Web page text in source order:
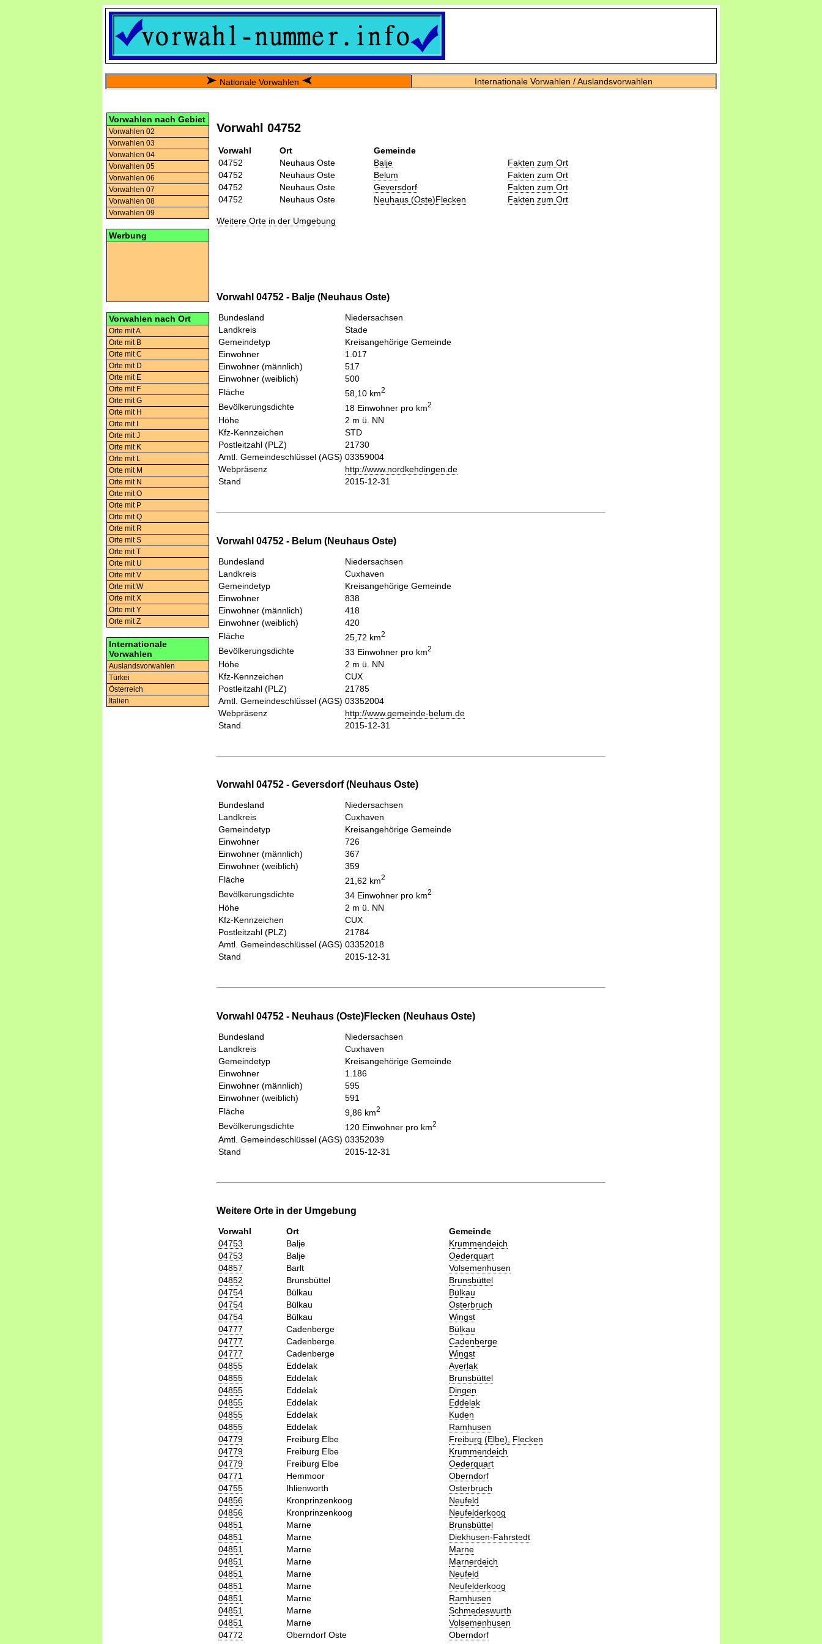
Nationale Vorwahlen Internationale Vorwahlen / Auslandsvorwahlen
Vorwahlen nach Gebiet
Vorwahlen 02
Vorwahlen 03
Vorwahlen 04
Vorwahlen 05
Vorwahlen 06
Vorwahlen 07
Vorwahlen 08
Vorwahlen 09
Werbung
Vorwahlen nach Ort
Orte mit A
Orte mit B
Orte mit C
Orte mit D
Orte mit E
Orte mit F
Orte mit G
Orte mit H
Orte mit I
Orte mit J
Orte mit K
Orte mit L
Orte mit M
Orte mit N
Orte mit O
Orte mit P
Orte mit Q
Orte mit R
Orte mit S
Orte mit T
Orte mit U
Orte mit V
Orte mit W
Orte mit X
Orte mit Y
Orte mit Z
Internationale
Vorwahlen
Auslandsvorwahlen
Türkei
Österreich
Italien
Vorwahl 04752
Vorwahl Ort
Gemeinde
04752
Neuhaus Oste Balje
Fakten zum Ort
04752
Neuhaus Oste Belum
Fakten zum Ort
04752
Neuhaus Oste Geversdorf
Fakten zum Ort
04752
Neuhaus Oste Neuhaus (Oste)Flecken Fakten zum Ort
Weitere Orte in der Umgebung
Vorwahl 04752 - Balje (Neuhaus Oste)
Bundesland
Niedersachsen
Landkreis
Stade
Gemeindetyp
Kreisangehörige Gemeinde
Einwohner
1.017
Einwohner (männlich)
517
Einwohner (weiblich)
500
Fläche
58,10 km2
Bevölkerungsdichte 18 Einwohner pro km2
Höhe
2 m ü. NN
Kfz-Kennzeichen
STD
Postleitzahl (PLZ)
21730
Amtl. Gemeindeschlüssel (AGS) 03359004
Webpräsenz
http://www.nordkehdingen.de
Stand
2015-12-31
Vorwahl 04752 - Belum (Neuhaus Oste)
Bundesland
Niedersachsen
Landkreis
Cuxhaven
Gemeindetyp
Kreisangehörige Gemeinde
Einwohner
838
Einwohner (männlich)
418
Einwohner (weiblich)
420
Fläche
25,72 km2
Bevölkerungsdichte 33 Einwohner pro km2
Höhe
2 m ü. NN
Kfz-Kennzeichen
CUX
Postleitzahl (PLZ)
21785
Amtl. Gemeindeschlüssel (AGS) 03352004
Webpräsenz
http://www.gemeinde-belum.de
Stand
2015-12-31
Vorwahl 04752 - Geversdorf (Neuhaus Oste)
Bundesland
Niedersachsen
Landkreis
Cuxhaven
Gemeindetyp
Kreisangehörige Gemeinde
Einwohner
726
Einwohner (männlich)
367
Einwohner (weiblich)
359
Fläche
21,62 km2
Bevölkerungsdichte 34 Einwohner pro km2
Höhe
2 m ü. NN
Kfz-Kennzeichen
CUX
Postleitzahl (PLZ)
21784
Amtl. Gemeindeschlüssel (AGS) 03352018
Stand
2015-12-31
Vorwahl 04752 - Neuhaus (Oste)Flecken (Neuhaus Oste)
Bundesland
Niedersachsen
Landkreis
Cuxhaven
Gemeindetyp
Kreisangehörige Gemeinde
Einwohner
1.186
Einwohner (männlich)
595
Einwohner (weiblich)
591
Fläche
9,86 km2
Bevölkerungsdichte 120 Einwohner pro km2
Amtl. Gemeindeschlüssel (AGS) 03352039
Stand
2015-12-31
Weitere Orte in der Umgebung
Vorwahl Ort
Gemeinde
04753
Balje
Krummendeich
04753
Balje
Oederquart
04857
Barlt
Volsemenhusen
04852
Brunsbüttel
Brunsbüttel
04754
Bülkau
Bülkau
04754
Bülkau
Osterbruch
04754
Bülkau
Wingst
04777
Cadenberge
Bülkau
04777
Cadenberge
Cadenberge
04777
Cadenberge
Wingst
04855
Eddelak
Averlak
04855
Eddelak
Brunsbüttel
04855
Eddelak
Dingen
04855
Eddelak
Eddelak
04855
Eddelak
Kuden
04855
Eddelak
Ramhusen
04779
Freiburg Elbe
Freiburg (Elbe), Flecken
04779
Freiburg Elbe
Krummendeich
04779
Freiburg Elbe
Oederquart
04771
Hemmoor
Oberndorf
04755
Ihlienworth
Osterbruch
04856
Kronprinzenkoog
Neufeld
04856
Kronprinzenkoog
Neufelderkoog
04851
Marne
Brunsbüttel
04851
Marne
Diekhusen-Fahrstedt
04851
Marne
Marne
04851
Marne
Marnerdeich
04851
Marne
Neufeld
04851
Marne
Neufelderkoog
04851
Marne
Ramhusen
04851
Marne
Schmedeswurth
04851
Marne
Volsemenhusen
04772
Oberndorf Oste
Oberndorf